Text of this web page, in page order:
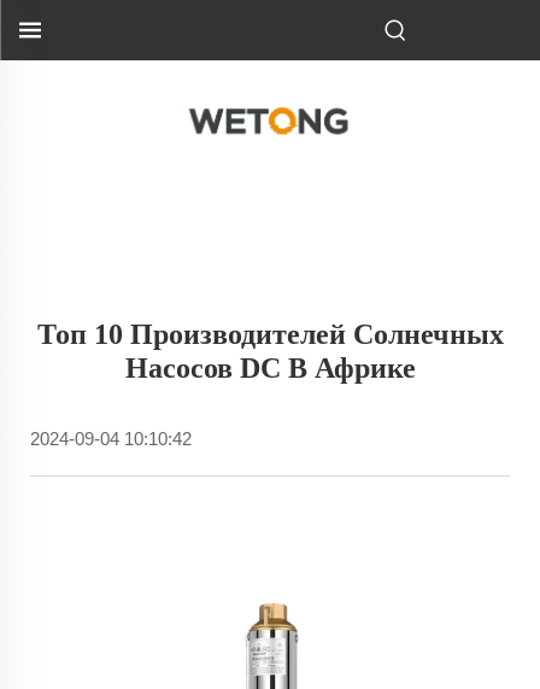
Топ 10 Производителей Солнечных
Насосов DC В Африке
2024-09-04 10:10:42